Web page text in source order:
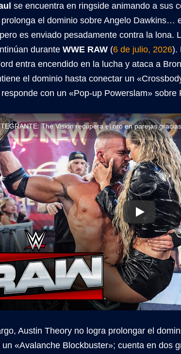
se encuentra en ringside animando a sus
el dominio sobre Angelo Dawkins…
es enviado pesadamente contra la lona.
durante WWE RAW (6 de julio, 2026).
entra encendido en la lucha y ataca a
el dominio hasta conectar un
con un «Pop-up Powerslam» sobre
The Vision recupera el oro en parejas
Austin Theory no logra prolongar el
un «Avalanche Blockbuster»; cuenta en dos